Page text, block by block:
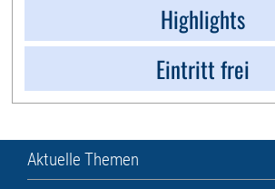
Highlights
Eintritt frei
Aktuelle Themen